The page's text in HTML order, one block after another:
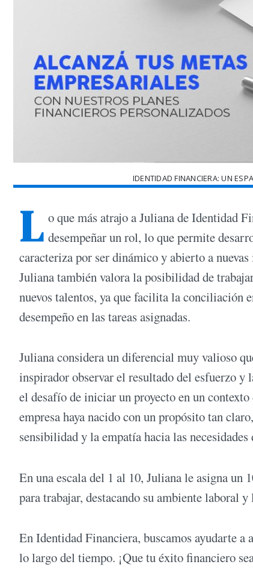
IDENTIDAD FINANCIERA: UN
L o que más atrajo a Juliana de Identidad
desempeñar un rol, lo que permite
caracteriza por ser dinámico y abierto a
Juliana también valora la posibilidad de
nuevos talentos, ya que facilita la conciliación
desempeño en las tareas asignadas.
Juliana considera un diferencial muy valioso
inspirador observar el resultado del esfuerzo y
el desafío de iniciar un proyecto en un
empresa haya nacido con un propósito tan
sensibilidad y la empatía hacia las necesidades
En una escala del 1 al 10, Juliana le asigna un
para trabajar, destacando su ambiente laboral
En Identidad Financiera, buscamos ayudarte a
lo largo del tiempo. ¡Que tu éxito financiero